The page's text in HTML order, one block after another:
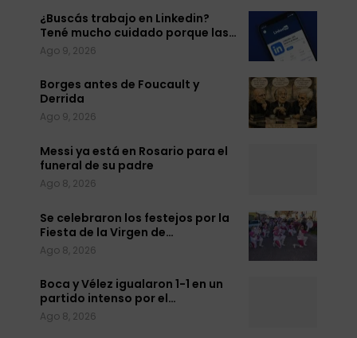
¿Buscás trabajo en Linkedin?
Tené mucho cuidado porque las…
Ago 9, 2026
Borges antes de Foucault y
Derrida
Ago 9, 2026
Messi ya está en Rosario para el
funeral de su padre
Ago 8, 2026
Se celebraron los festejos por la
Fiesta de la Virgen de…
Ago 8, 2026
Boca y Vélez igualaron 1-1 en un
partido intenso por el…
Ago 8, 2026